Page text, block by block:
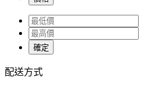
確定
配送方式